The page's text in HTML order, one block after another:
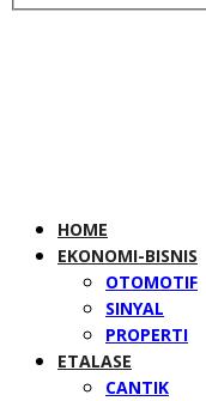
HOME
EKONOMI-BISNIS
OTOMOTIF
SINYAL
PROPERTI
ETALASE
CANTIK